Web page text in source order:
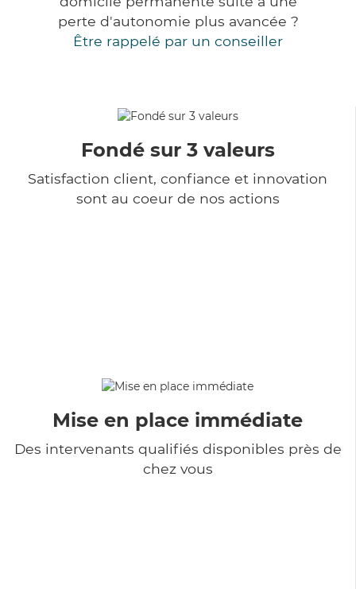
perte d'autonomie plus avancée ?
Être rappelé par un conseiller
Fondé sur 3 valeurs
Satisfaction client, confiance et innovation
sont au coeur de nos actions
Mise en place immédiate
Des intervenants qualifiés disponibles près de
chez vous